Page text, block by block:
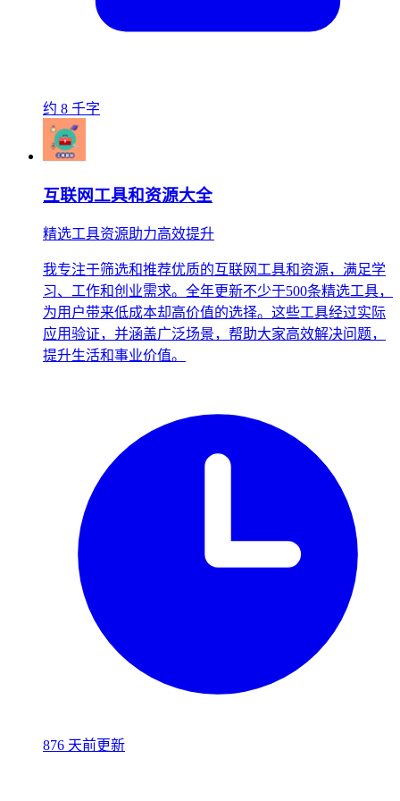
约 8 千字
互联网工具和资源大全
精选工具资源助力高效提升
我专注于筛选和推荐优质的互联网工具和资源，满足学
习、工作和创业需求。全年更新不少于500条精选工具，
为用户带来低成本却高价值的选择。这些工具经过实际
应用验证，并涵盖广泛场景，帮助大家高效解决问题，
提升生活和事业价值。
876 天前更新